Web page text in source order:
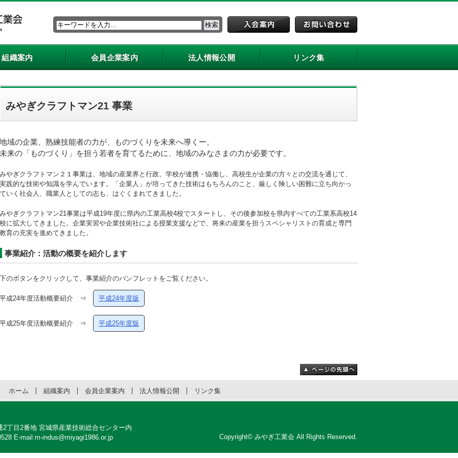
組織案内 会員企業案内 法人情報公開 リンク集
みやぎクラフトマン21 事業
地域の企業、熟練技能者の力が、ものづくりを未来へ導くー。
未来の「ものづくり」を担う若者を育てるために、地域のみなさまの力が必要です。
みやぎクラフトマン２１事業は、地域の産業界と行政、学校が連携・恊働し、高校生が企業の方々との交流を通じて、
実践的な技術や知識を学んでいます。「企業人」が培ってきた技術はもちろんのこと、厳しく険しい困難に立ち向かっ
ていく社会人、職業人としての志も、はぐくまれてきました。
みやぎクラフトマン21事業は平成19年度に県内の工業高校4校でスタートし、その後参加校を県内すべての工業系高校14
校に拡大してきました。企業実習や企業技術社による授業支援などで、将来の産業を担うスペシャリストの育成と専門
教育の充実を進めてきました。
事業紹介：活動の概要を紹介します
下のボタンをクリックして、事業紹介のパンフレットをご覧ください。
平成24年度活動概要紹介 ⇒ 平成24年度版
平成25年度活動概要紹介 ⇒ 平成25年度版
ホーム 組織案内 会員企業案内 法人情報公開 リンク集
丁目2番地 宮城県産業技術総合センター内
E-mail:m-indus@miyagi1986.or.jp
Copyright© みやぎ工業会 All Rights Reserved.